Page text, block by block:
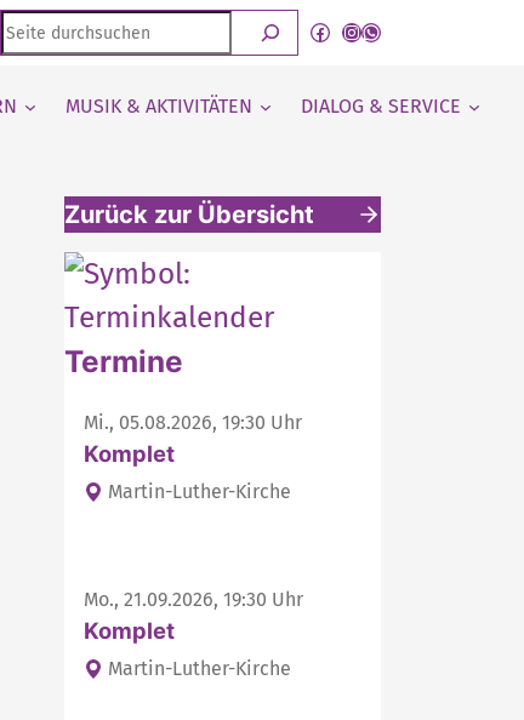
Seite
durchsuchen
Facebook
Instagram
WhatsApp Kanal von detmold-lutherisch
MUSIK & AKTIVITÄTEN DIALOG & SERVICE
Zurück zur Übersicht
Weitere interessante Inhalte
Termine
Mi., 05.08.2026, 19:30 Uhr
Komplet
Martin-Luther-Kirche
Mo., 21.09.2026, 19:30 Uhr
Komplet
Martin-Luther-Kirche